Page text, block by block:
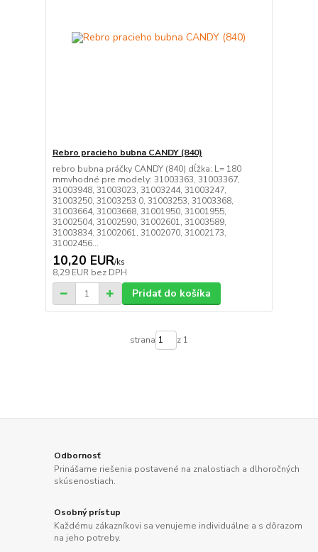
Rebro pracieho bubna CANDY (840)
rebro bubna práčky CANDY (840) dĺžka: L= 180
mmvhodné pre modely: 31003363, 31003367,
31003948, 31003023, 31003244, 31003247,
31003250, 31003253 0, 31003253, 31003368,
31003664, 31003668, 31001950, 31001955,
31002504, 31002590, 31002601, 31003589,
31003834, 31002061, 31002070, 31002173,
31002456...
10,20 EUR/ks
8,29 EUR bez DPH
Pridať do košíka
strana z 1
Odbornosť
Prinášame riešenia postavené na znalostiach a dlhoročných
skúsenostiach.
Osobný prístup
Každému zákazníkovi sa venujeme individuálne a s dôrazom
na jeho potreby.